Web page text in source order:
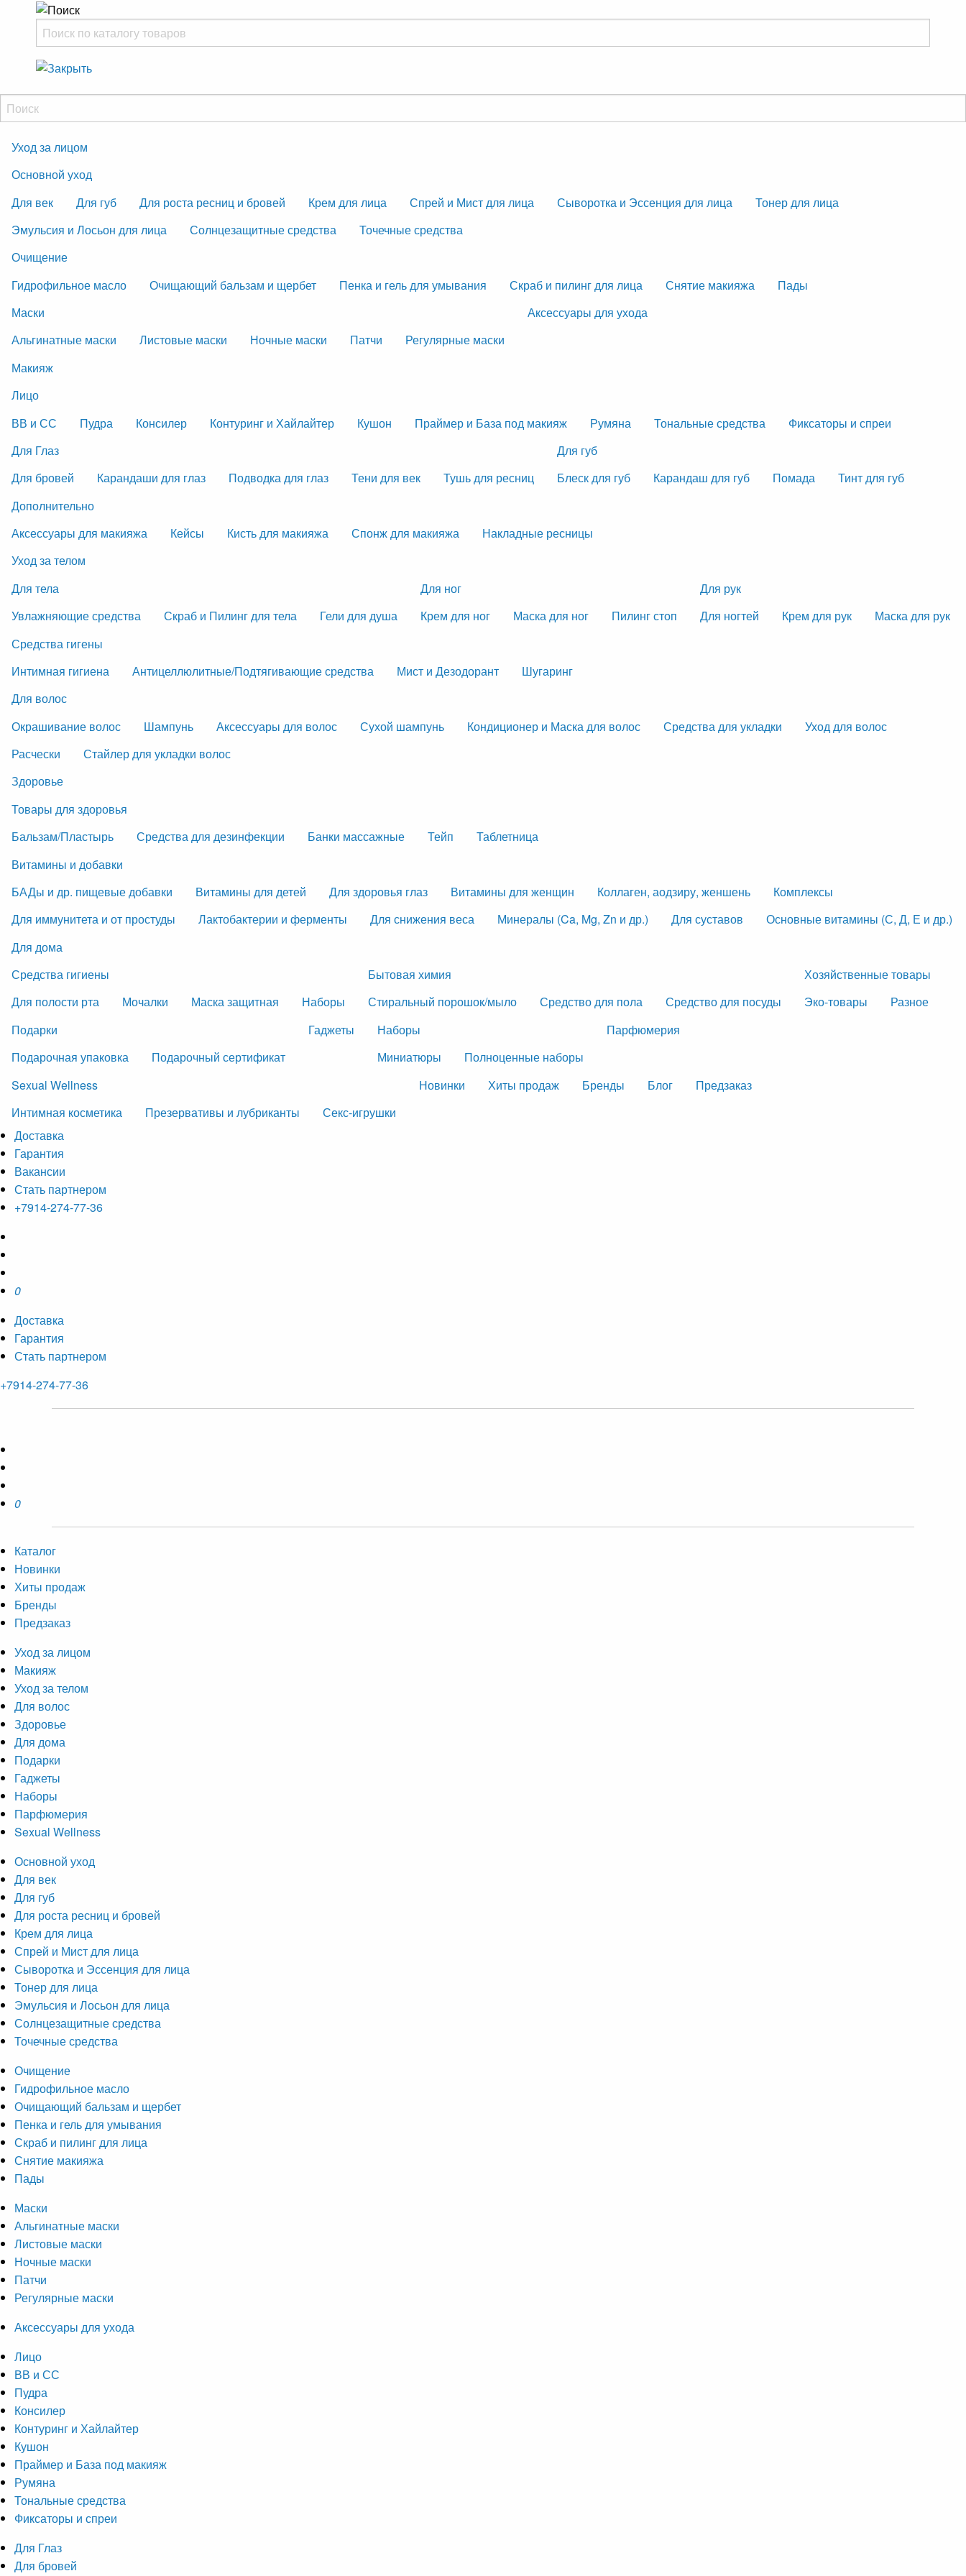
Уход за лицом
Основной уход
Для век
Для губ Для роста ресниц и бровей Крем для лица Спрей и Мист для лица Сыворотка и Эссенция для лица
Тонер для лица
Эмульсия и Лосьон для лица
Солнцезащитные средства
Точечные средства
Очищение
Гидрофильное масло
Очищающий бальзам и щербет Пенка и гель для умывания Скраб и пилинг для лица Снятие макияжа
Пады
Маски
Альгинатные маски
Листовые маски Ночные маски Патчи Регулярные маски
Аксессуары для ухода
Макияж
Лицо
ВВ и СС
Пудра Консилер Контуринг и Хайлайтер Кушон Праймер и База под макияж Румяна Тональные средства
Фиксаторы и спреи
Для Глаз
Для бровей
Карандаши для глаз Подводка для глаз Тени для век Тушь для ресниц
Для губ
Блеск для губ
Карандаш для губ Помада
Тинт для губ
Дополнительно
Аксессуары для макияжа
Кейсы Кисть для макияжа Спонж для макияжа
Накладные ресницы
Уход за телом
Для тела
Увлажняющие средства
Скраб и Пилинг для тела Гели для душа
Для ног
Крем для ног
Маска для ног Пилинг стоп
Для рук
Для ногтей
Крем для рук
Маска для рук
Средства гигены
Интимная гигиена
Антицеллюлитные/Подтягивающие средства Мист и Дезодорант
Шугаринг
Для волос
Окрашивание волос
Шампунь Аксессуары для волос Сухой шампунь Кондиционер и Маска для волос Средства для укладки
Уход для волос
Расчески
Стайлер для укладки волос
Здоровье
Товары для здоровья
Бальзам/Пластырь
Средства для дезинфекции Банки массажные Тейп
Таблетница
Витамины и добавки
БАДы и др. пищевые добавки
Витамины для детей Для здоровья глаз Витамины для женщин Коллаген, аодзиру, женшень
Комплексы
Для иммунитета и от простуды
Лактобактерии и ферменты Для снижения веса Минералы (Ca, Mg, Zn и др.) Для суставов
Основные витамины (С, Д, Е и др.)
Для дома
Средства гигиены
Для полости рта
Мочалки Маска защитная Наборы
Бытовая химия
Стиральный порошок/мыло
Средство для пола Средство для посуды
Хозяйственные товары
Эко-товары
Разное
Подарки
Подарочная упаковка
Подарочный сертификат
Гаджеты
Наборы
Миниатюры
Полноценные наборы
Парфюмерия
Sexual Wellness
Интимная косметика
Презервативы и лубриканты Секс-игрушки
Новинки Хиты продаж Бренды Блог Предзаказ
Доставка
Гарантия
Вакансии
Стать партнером
+7914-274-77-36
0
Доставка
Гарантия
Стать партнером
+7914-274-77-36
0
Каталог
Новинки
Хиты продаж
Бренды
Предзаказ
Уход за лицом
Макияж
Уход за телом
Для волос
Здоровье
Для дома
Подарки
Гаджеты
Наборы
Парфюмерия
Sexual Wellness
Основной уход
Для век
Для губ
Для роста ресниц и бровей
Крем для лица
Спрей и Мист для лица
Сыворотка и Эссенция для лица
Тонер для лица
Эмульсия и Лосьон для лица
Солнцезащитные средства
Точечные средства
Очищение
Гидрофильное масло
Очищающий бальзам и щербет
Пенка и гель для умывания
Скраб и пилинг для лица
Снятие макияжа
Пады
Маски
Альгинатные маски
Листовые маски
Ночные маски
Патчи
Регулярные маски
Аксессуары для ухода
Лицо
ВВ и СС
Пудра
Консилер
Контуринг и Хайлайтер
Кушон
Праймер и База под макияж
Румяна
Тональные средства
Фиксаторы и спреи
Для Глаз
Для бровей